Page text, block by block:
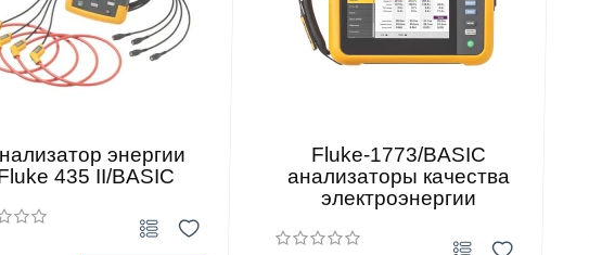
энергии
435 II/BASIC
Fluke-1773/BASIC
анализаторы качества
электроэнергии